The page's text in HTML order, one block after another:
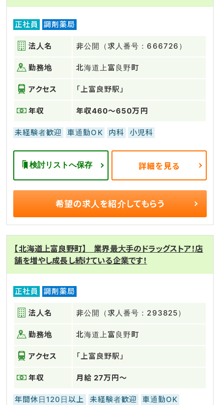
正社員 調剤薬局
法人名 非公開（求人番号：666726）
勤務地 北海道上富良野町
アクセス 「上富良野駅」
年収 年収460～650万円
未経験者歓迎 車通勤OK 内科 小児科
検討リストへ保存 詳細を見る
希望の求人を紹介してもらう
【北海道上富良野町】 業界最大手のドラッグストア！店
舗を増やし成長し続けている企業です！
正社員 調剤薬局
法人名 非公開（求人番号：293825）
勤務地 北海道上富良野町
アクセス 「上富良野駅」
年収 月給 27万円～
年間休日120日以上 未経験者歓迎 車通勤OK